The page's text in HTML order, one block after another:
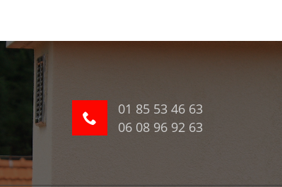
01 85 53 46 63
06 08 96 92 63